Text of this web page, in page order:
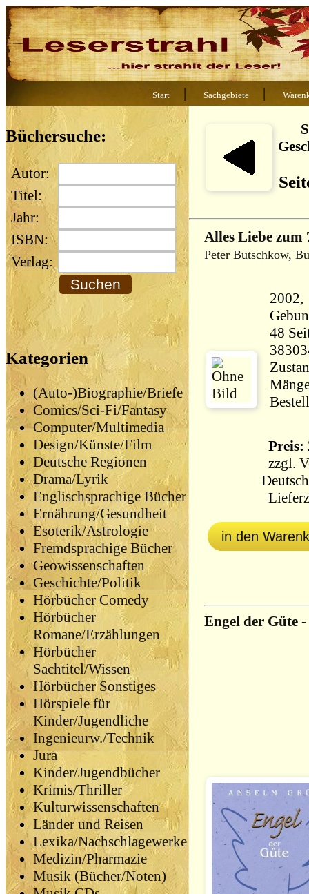
Start | Sachgebiete |
Büchersuche:
Autor:
Titel:
Jahr:
ISBN:
Verlag:
Kategorien
(Auto-)Biographie/Briefe
Comics/Sci-Fi/Fantasy
Computer/Multimedia
Design/Künste/Film
Deutsche Regionen
Drama/Lyrik
Englischsprachige Bücher
Ernährung/Gesundheit
Esoterik/Astrologie
Fremdsprachige Bücher
Geowissenschaften
Geschichte/Politik
Hörbücher Comedy
Hörbücher
Romane/Erzählungen
Hörbücher
Sachtitel/Wissen
Hörbücher Sonstiges
Hörspiele für
Kinder/Jugendliche
Ingenieurw./Technik
Jura
Kinder/Jugendbücher
Krimis/Thriller
Kulturwissenschaften
Länder und Reisen
Lexika/Nachschlagewerke
Medizin/Pharmazie
Musik (Bücher/Noten)
Alles Liebe zum
Peter Butschkow,
2002,
48 Seiten
Preis:
zzgl.
in den
Engel der Güte -